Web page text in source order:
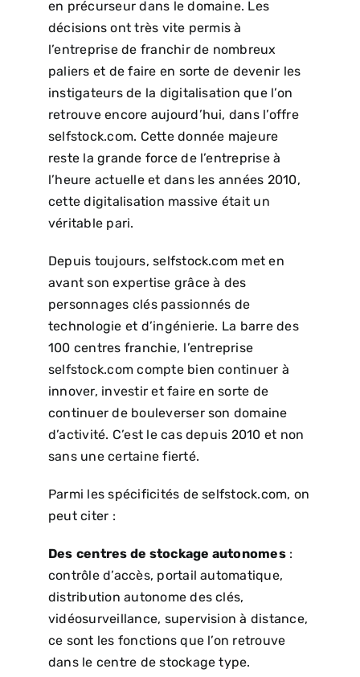
en précurseur dans le domaine. Les
décisions ont très vite permis à
l’entreprise de franchir de nombreux
paliers et de faire en sorte de devenir les
instigateurs de la digitalisation que l’on
retrouve encore aujourd’hui, dans l’offre
selfstock.com. Cette donnée majeure
reste la grande force de l’entreprise à
l’heure actuelle et dans les années 2010,
cette digitalisation massive était un
véritable pari.
Depuis toujours, selfstock.com met en
avant son expertise grâce à des
personnages clés passionnés de
technologie et d’ingénierie. La barre des
100 centres franchie, l’entreprise
selfstock.com compte bien continuer à
innover, investir et faire en sorte de
continuer de bouleverser son domaine
d’activité. C’est le cas depuis 2010 et non
sans une certaine fierté.
Parmi les spécificités de selfstock.com, on
peut citer :
Des centres de stockage autonomes:
contrôle d’accès, portail automatique,
distribution autonome des clés,
vidéosurveillance, supervision à distance,
ce sont les fonctions que l’on retrouve
dans le centre de stockage type.